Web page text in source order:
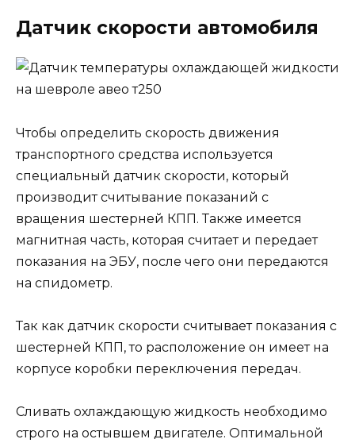
Датчик скорости автомобиля
Чтобы определить скорость движения
транспортного средства используется
специальный датчик скорости, который
производит считывание показаний с
вращения шестерней КПП. Также имеется
магнитная часть, которая считает и передает
показания на ЭБУ, после чего они передаются
на спидометр.
Так как датчик скорости считывает показания с
шестерней КПП, то расположение он имеет на
корпусе коробки переключения передач.
Сливать охлаждающую жидкость необходимо
строго на остывшем двигателе. Оптимальной